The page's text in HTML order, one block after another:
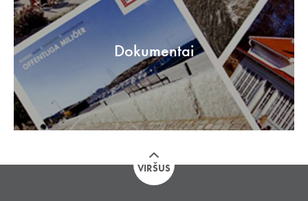
Dokumentai
VIRŠUS